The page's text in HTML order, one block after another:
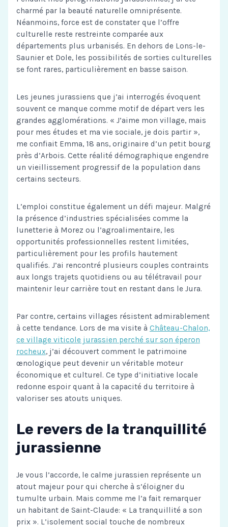
charmé par la beauté naturelle omniprésente.
Néanmoins, force est de constater que l’offre
culturelle reste restreinte comparée aux
départements plus urbanisés. En dehors de Lons-le-
Saunier et Dole, les possibilités de sorties culturelles
se font rares, particulièrement en basse saison.
Les jeunes jurassiens que j’ai interrogés évoquent
souvent ce manque comme motif de départ vers les
grandes agglomérations. « J’aime mon village, mais
pour mes études et ma vie sociale, je dois partir »,
me confiait Emma, 18 ans, originaire d’un petit bourg
près d’Arbois. Cette réalité démographique engendre
un vieillissement progressif de la population dans
certains secteurs.
L’emploi constitue également un défi majeur. Malgré
la présence d’industries spécialisées comme la
lunetterie à Morez ou l’agroalimentaire, les
opportunités professionnelles restent limitées,
particulièrement pour les profils hautement
qualifiés. J’ai rencontré plusieurs couples contraints
aux longs trajets quotidiens ou au télétravail pour
maintenir leur carrière tout en restant dans le Jura.
Par contre, certains villages résistent admirablement
à cette tendance. Lors de ma visite à Château-Chalon,
ce village viticole jurassien perché sur son éperon
rocheux, j’ai découvert comment le patrimoine
œnologique peut devenir un véritable moteur
économique et culturel. Ce type d’initiative locale
redonne espoir quant à la capacité du territoire à
valoriser ses atouts uniques.
Le revers de la tranquillité
jurassienne
Je vous l’accorde, le calme jurassien représente un
atout majeur pour qui cherche à s’éloigner du
tumulte urbain. Mais comme me l’a fait remarquer
un habitant de Saint-Claude: « La tranquillité a son
prix ». L’isolement social touche de nombreux